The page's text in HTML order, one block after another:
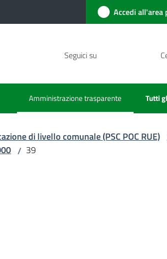
Accedi all'area
Seguici su
Amministrazione trasparente
Menu selezionato Tutti
di livello comunale (PSC POC RUE)
/ 39